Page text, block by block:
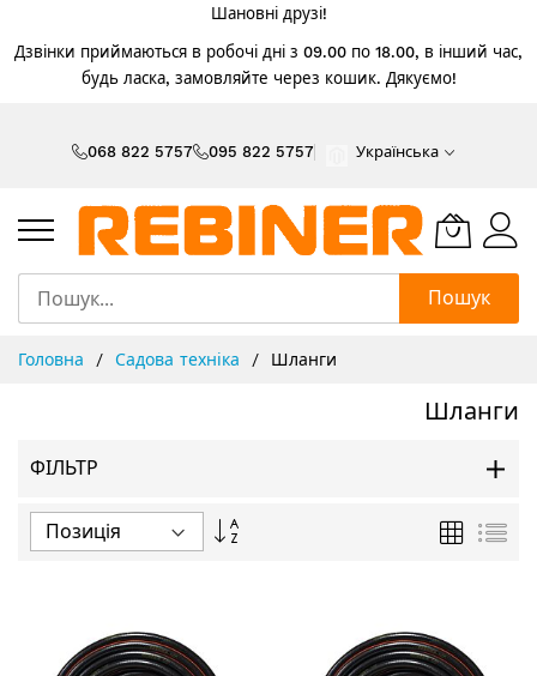
Шановні друзі!
Дзвінки приймаються в робочі дні з 09.00 по 18.00, в інший час,
будь ласка, замовляйте через кошик. Дякуємо!
068 822 5757 095 822 5757 Українська
Пошук
Головна Садова техніка Шланги
Шланги
ФІЛЬТР
Сортувати
Таблиця